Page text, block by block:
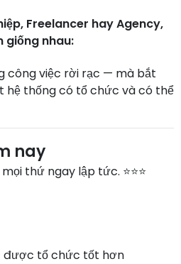
Freelancer hay Agency,
giống nhau:
công việc rời rạc — mà bắt
hệ thống có tổ chức và có thể
nay
thứ ngay lập tức. ⭐⭐⭐
được tổ chức tốt hơn